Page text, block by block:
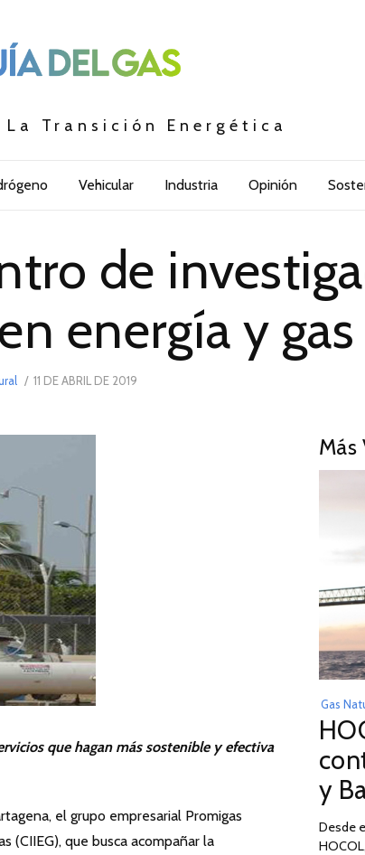
Transición Energética
Vehicular Industria Opinión
de
energía y gas
POSTED
11 DE ABRIL DE 2019
el grupo empresarial Promigas
(CIIEG), que busca acompañar la
Más
Gas
y
Desde